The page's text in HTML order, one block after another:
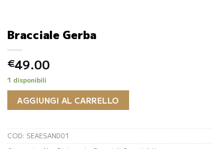
Bracciale Gerba
€49.00
1 disponibili
AGGIUNGI AL CARRELLO
COD: SEAESAND01